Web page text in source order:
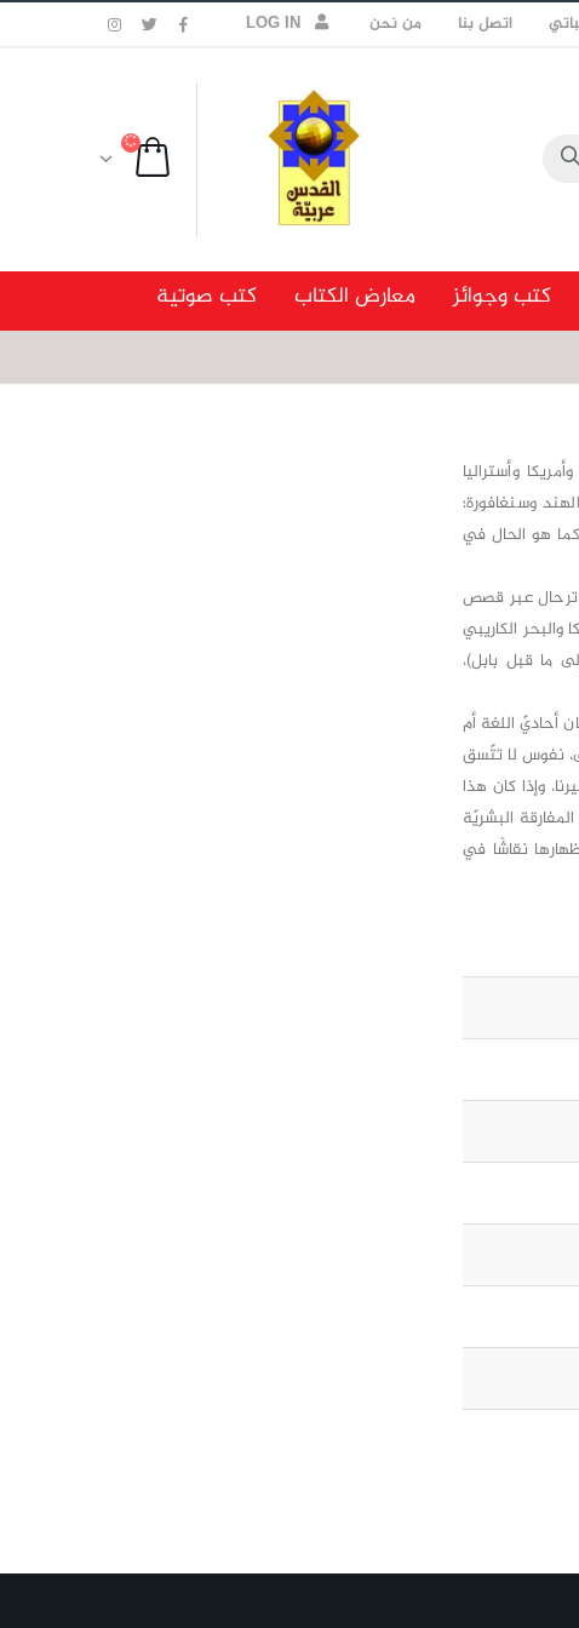
اتصل بنا من نحن LOG IN
كتب وجوائز معارض الكتاب كتب صوتية
وأستراليا
وسنغافورة؛
كما هو الحال في
«ترحال عبر قصص
الكاريبي
ما قبل بابل)،
أحاديّ اللغة أم
نفوس لا تتّسق
وإذا كان هذا
البشريّة
نقاشًا في